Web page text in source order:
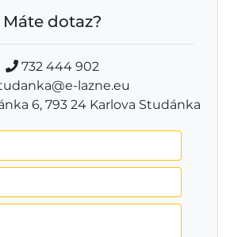
Máte dotaz?
732 444 902
lazne.eu
6, 793 24 Karlova Studánka